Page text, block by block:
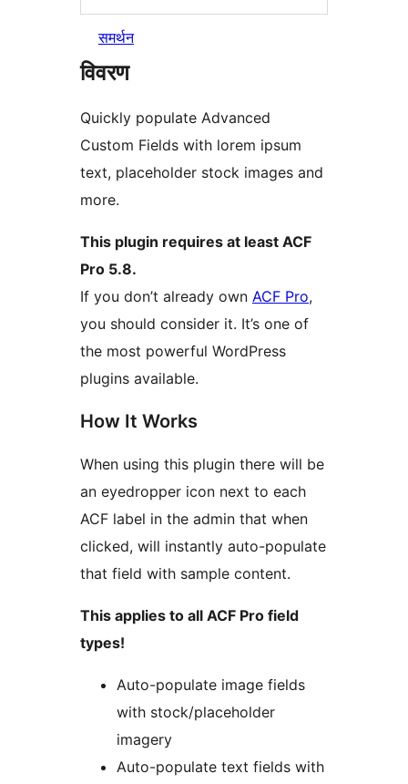
समर्थन
विवरण
Quickly populate Advanced
Custom Fields with lorem ipsum
text, placeholder stock images and
more.
This plugin requires at least ACF
Pro 5.8.
If you don’t already own ACF Pro,
you should consider it. It’s one of
the most powerful WordPress
plugins available.
How It Works
When using this plugin there will be
an eyedropper icon next to each
ACF label in the admin that when
clicked, will instantly auto-populate
that field with sample content.
This applies to all ACF Pro field
types!
Auto-populate image fields
with stock/placeholder
imagery
Auto-populate text fields with